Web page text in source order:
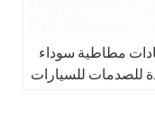
مطاطية سوداء
للصدمات للسيارات